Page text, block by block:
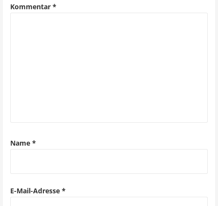
Kommentar *
Name *
E-Mail-Adresse *